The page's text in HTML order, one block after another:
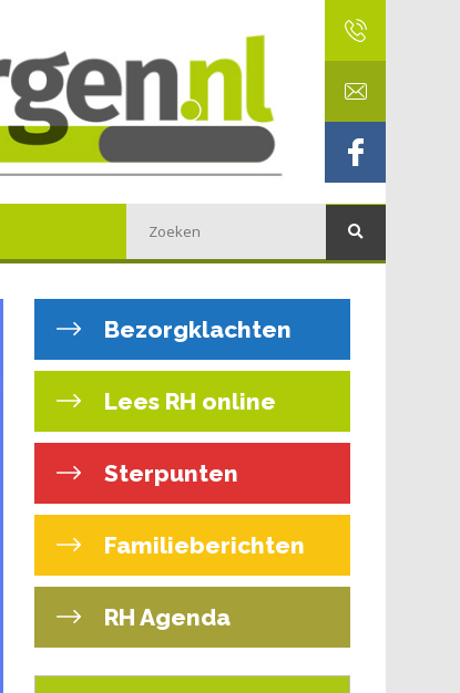
Bezorgklachten
Lees RH online
Sterpunten
Familieberichten
RH Agenda